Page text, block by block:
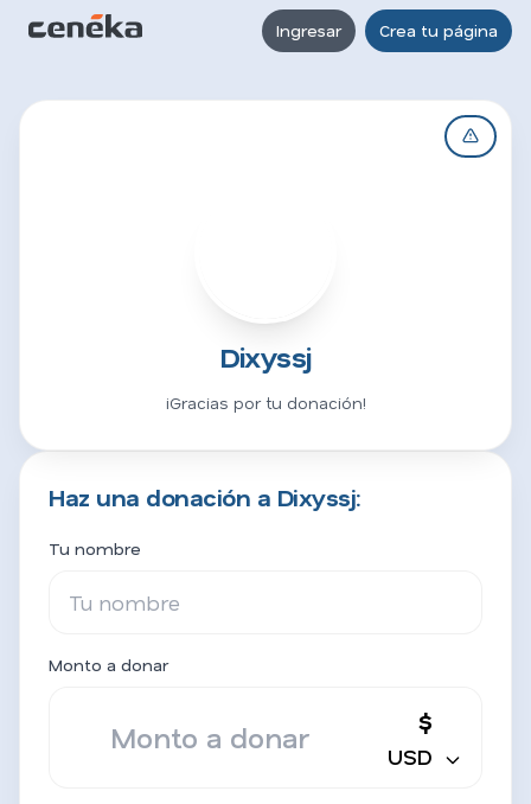
Ingresar Crea tu página
Dixyssj
¡Gracias por tu donación!
Haz una donación a Dixyssj:
Tu nombre
Monto a donar
$
USD